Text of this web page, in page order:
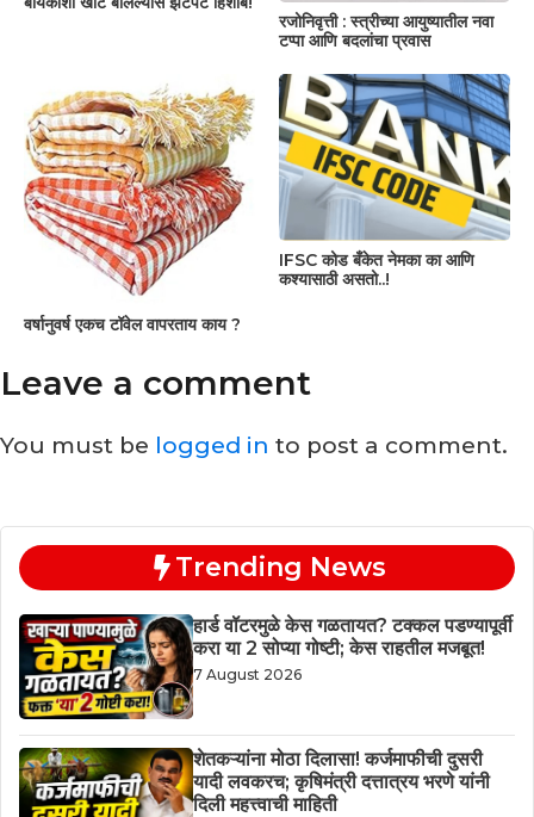
रजोनिवृत्ती : स्त्रीच्या आयुष्यातील नवा
टप्पा आणि बदलांचा प्रवास
वर्षानुवर्ष एकच टॉवेल वापरताय काय ?
IFSC कोड बँकेत नेमका का आणि
कश्यासाठी असतो..!
Leave a comment
You must be logged in to post a comment.
Trending News
हार्ड वॉटरमुळे केस गळतायत? टक्कल पडण्यापूर्वी
करा या 2 सोप्या गोष्टी; केस राहतील मजबूत!
7 August 2026
शेतकऱ्यांना मोठा दिलासा! कर्जमाफीची दुसरी
यादी लवकरच; कृषिमंत्री दत्तात्रय भरणे यांनी
दिली महत्त्वाची माहिती